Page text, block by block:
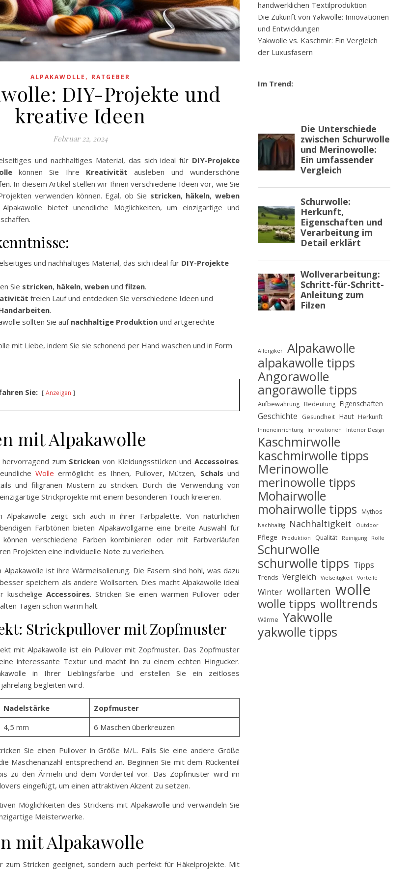
ALPAKAWOLLE , RATGEBER
DIY-Projekte und
kreative Ideen
Februar 22, 2024
und nachhaltiges Material, das sich ideal für DIY-Projekte
können Sie Ihre Kreativität ausleben und wunderschöne
In diesem Artikel stellen wir Ihnen verschiedene Ideen vor, wie Sie
verwenden können. Egal, ob Sie stricken, häkeln,weben
Alpakawolle bietet unendliche Möglichkeiten, um einzigartige und
und nachhaltiges Material, das sich ideal für DIY-Projekte
Sie stricken, häkeln, weben und filzen.
freien Lauf und entdecken Sie verschiedene Ideen und
.
sollten Sie auf nachhaltige Produktion und artgerechte
mit Liebe, indem Sie sie schonend per Hand waschen und in Form
Sie: Anzeigen
mit Alpakawolle
zum Stricken von Kleidungsstücken undAccessoires.
Wolle ermöglicht es Ihnen, Pullover, Mützen, Schals und
und filigranen Mustern zu stricken. Durch die Verwendung von
Strickprojekte mit einem besonderen Touch kreieren.
Alpakawolle zeigt sich auch in ihrer Farbpalette. Von natürlichen
Farbtönen bieten Alpakawollgarne eine breite Auswahl für
können verschiedene Farben kombinieren oder mit Farbverläufen
Projekten eine individuelle Note zu verleihen.
ist ihre Wärmeisolierung. Die Fasern sind hohl, was dazu
speichern als andere Wollsorten. Dies macht Alpakawolle ideal
kuschelige Accessoires. Stricken Sie einen warmen Pullover oder
Tagen schön warm hält.
Strickpullover mit Zopfmuster
mit Alpakawolle ist ein Pullover mit Zopfmuster. Das Zopfmuster
interessante Textur und macht ihn zu einem echten Hingucker.
in Ihrer Lieblingsfarbe und erstellen Sie ein zeitloses
begleiten wird.
Nadelstärke
Zopfmuster
4,5 mm 6 Maschen überkreuzen
Sie einen Pullover in Größe M/L. Falls Sie eine andere Größe
Maschenanzahl entsprechend an. Beginnen Sie mit dem Rückenteil
zu den Ärmeln und dem Vorderteil vor. Das Zopfmuster wird im
eingefügt, um einen attraktiven Akzent zu setzen.
Möglichkeiten des Strickens mit Alpakawolle und verwandeln Sie
Meisterwerke.
mit Alpakawolle
zum Stricken geeignet, sondern auch perfekt für Häkelprojekte. Mit
handwerklichen Textilproduktion
Die Zukunft von Yakwolle: Innovationen
und Entwicklungen
Yakwolle vs. Kaschmir: Ein Vergleich
der Luxusfasern
Im Trend:
Allergiker
Alpakawolle
alpakawolle tipps
Angorawolle
angorawolle tipps
Aufbewahrung Bedeutung Eigenschaften
Geschichte Gesundheit Haut Herkunft
Inneneinrichtung Innovationen Interior Design
Kaschmirwolle
kaschmirwolle tipps
Merinowolle
merinowolle tipps
Mohairwolle
mohairwolle tipps Mythos
Nachhaltig Nachhaltigkeit Outdoor
Pflege Produktion Qualität Reinigung Rolle
Schurwolle
schurwolle tipps Tipps
Trends Vergleich Vielseitigkeit Vorteile
Winter wollarten wolle
wolle tipps wolltrends
Wärme Yakwolle
yakwolle tipps